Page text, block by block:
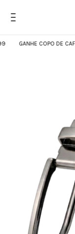
GANHE COPO DE